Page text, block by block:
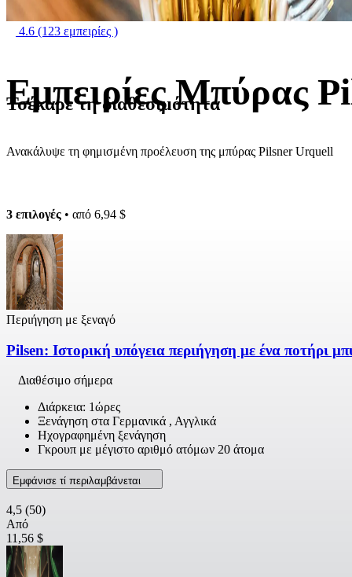
4.6 (123 εμπειρίες )
Εμπειρίες Μπύρας
Ανακάλυψε τη φημισμένη προέλευση της μπύρας Pilsner Urquell
Τσέκαρε τη διαθεσιμότητα
3 επιλογές • από 6,94 $
Περιήγηση με ξεναγό
Pilsen: Ιστορική υπόγεια περιήγηση με ένα ποτήρι
Διαθέσιμο σήμερα
Διάρκεια: 1ώρες
Ξενάγηση στα Γερμανικά , Αγγλικά
Ηχογραφημένη ξενάγηση
Γκρουπ με μέγιστο αριθμό ατόμων 20 άτομα
Εμφάνισε τί περιλαμβάνεται
4,5 (50)
Από
11,56 $